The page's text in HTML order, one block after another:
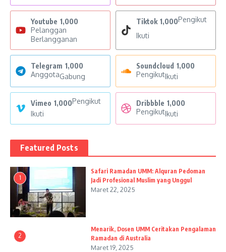
Youtube 1,000
Pelanggan
Berlangganan
Tiktok 1,000Pengikut
Ikuti
Telegram 1,000
AnggotaGabung
Soundcloud 1,000
PengikutIkuti
Vimeo 1,000Pengikut
Ikuti
Dribbble 1,000
PengikutIkuti
Featured Posts
1
Safari Ramadan UMM: Alquran Pedoman
Jadi Profesional Muslim yang Unggul
Maret 22, 2025
2
Menarik, Dosen UMM Ceritakan Pengalaman
Ramadan di Australia
Maret 19, 2025